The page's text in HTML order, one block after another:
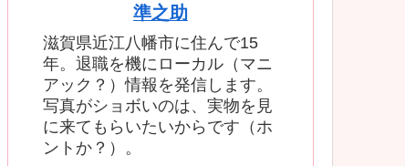
準之助
滋賀県近江八幡市に住んで15
年。退職を機にローカル（マニ
アック？）情報を発信します。
写真がショボいのは、実物を見
に来てもらいたいからです（ホ
ントか？）。